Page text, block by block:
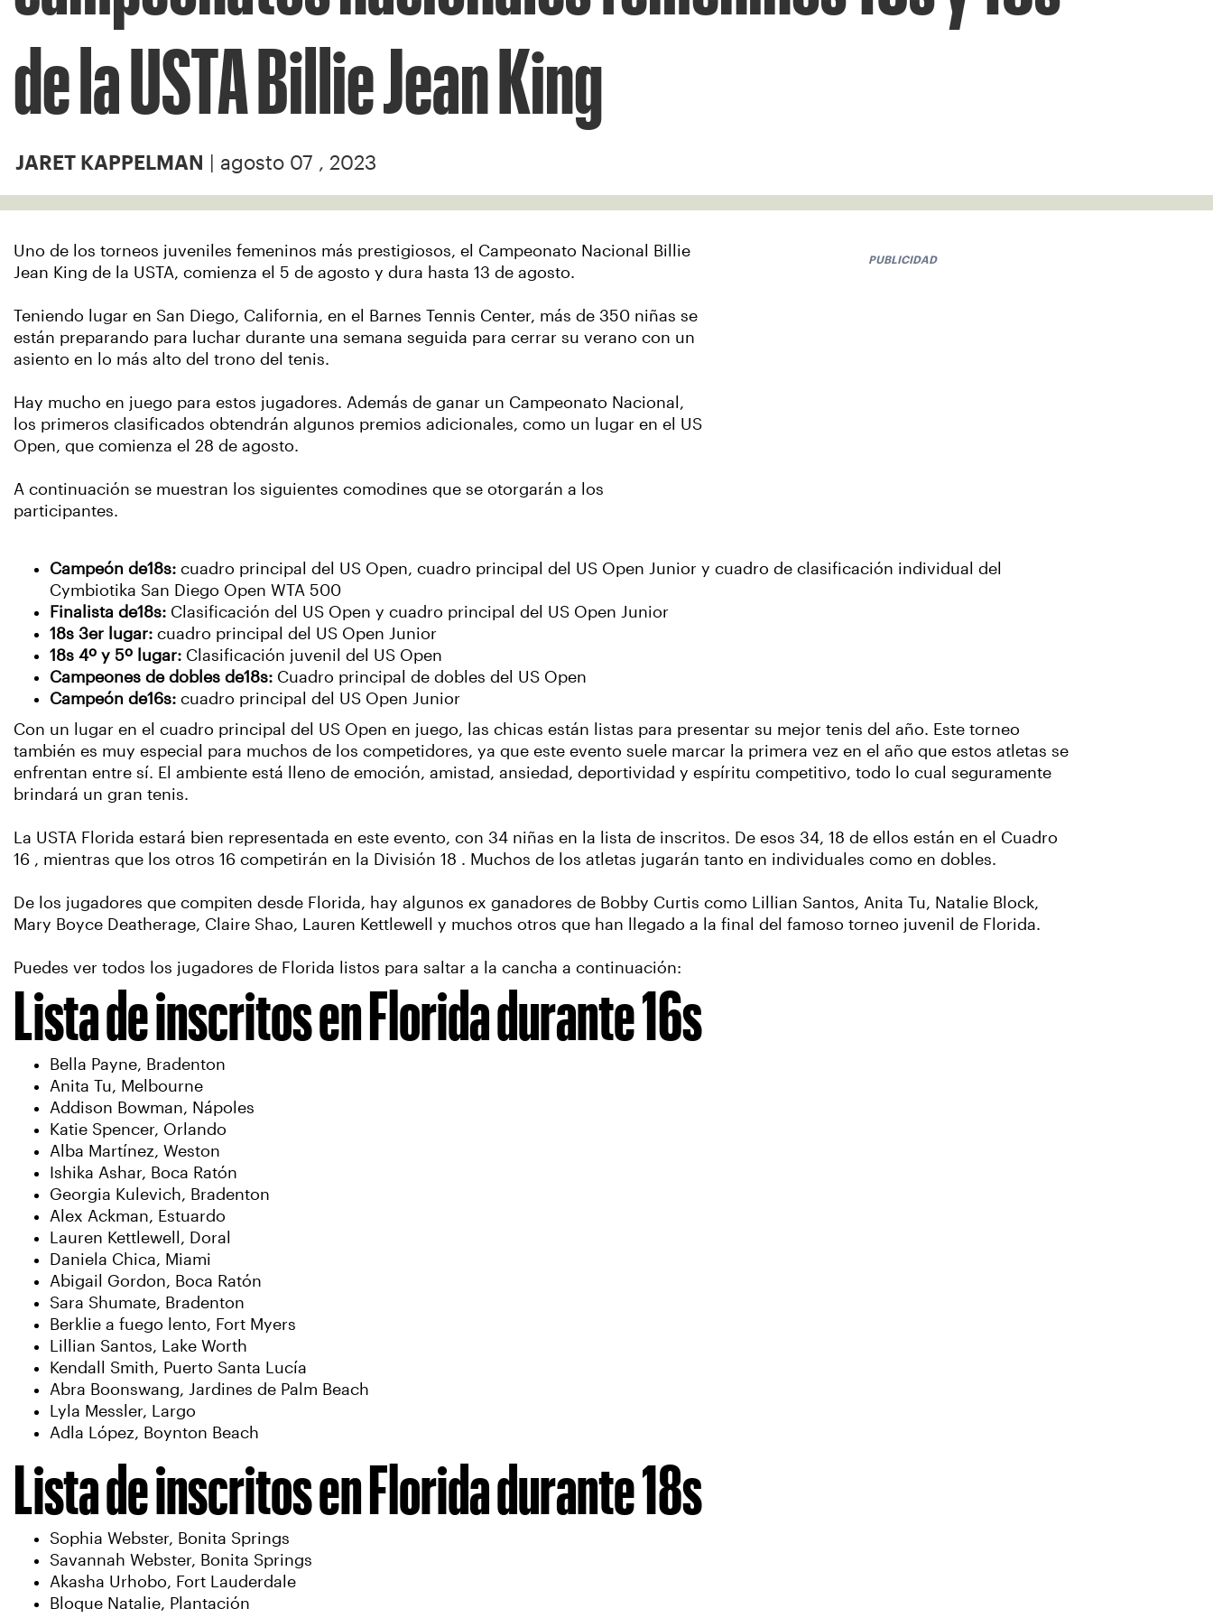
de la USTA Billie Jean King
JARET KAPPELMAN | agosto 07 , 2023
Uno de los torneos juveniles femeninos más prestigiosos, el Campeonato Nacional Billie
Jean King de la USTA, comienza el 5 de agosto y dura hasta 13 de agosto.
Teniendo lugar en San Diego, California, en el Barnes Tennis Center, más de 350 niñas se
están preparando para luchar durante una semana seguida para cerrar su verano con un
asiento en lo más alto del trono del tenis.
Hay mucho en juego para estos jugadores. Además de ganar un Campeonato Nacional,
los primeros clasificados obtendrán algunos premios adicionales, como un lugar en el US
Open, que comienza el 28 de agosto.
A continuación se muestran los siguientes comodines que se otorgarán a los
participantes.
PUBLICIDAD
Campeón de18s: cuadro principal del US Open, cuadro principal del US Open Junior y cuadro de clasificación individual del
Cymbiotika San Diego Open WTA 500
Finalista de18s: Clasificación del US Open y cuadro principal del US Open Junior
18s 3er lugar: cuadro principal del US Open Junior
18s 4º y 5º lugar: Clasificación juvenil del US Open
Campeones de dobles de18s: Cuadro principal de dobles del US Open
Campeón de16s: cuadro principal del US Open Junior
Con un lugar en el cuadro principal del US Open en juego, las chicas están listas para presentar su mejor tenis del año. Este torneo
también es muy especial para muchos de los competidores, ya que este evento suele marcar la primera vez en el año que estos atletas se
enfrentan entre sí. El ambiente está lleno de emoción, amistad, ansiedad, deportividad y espíritu competitivo, todo lo cual seguramente
brindará un gran tenis.
La USTA Florida estará bien representada en este evento, con 34 niñas en la lista de inscritos. De esos 34, 18 de ellos están en el Cuadro
16 , mientras que los otros 16 competirán en la División 18 . Muchos de los atletas jugarán tanto en individuales como en dobles.
De los jugadores que compiten desde Florida, hay algunos ex ganadores de Bobby Curtis como Lillian Santos, Anita Tu, Natalie Block,
Mary Boyce Deatherage, Claire Shao, Lauren Kettlewell y muchos otros que han llegado a la final del famoso torneo juvenil de Florida.
Puedes ver todos los jugadores de Florida listos para saltar a la cancha a continuación:
Lista de inscritos en Florida durante 16s
Bella Payne, Bradenton
Anita Tu, Melbourne
Addison Bowman, Nápoles
Katie Spencer, Orlando
Alba Martínez, Weston
Ishika Ashar, Boca Ratón
Georgia Kulevich, Bradenton
Alex Ackman, Estuardo
Lauren Kettlewell, Doral
Daniela Chica, Miami
Abigail Gordon, Boca Ratón
Sara Shumate, Bradenton
Berklie a fuego lento, Fort Myers
Lillian Santos, Lake Worth
Kendall Smith, Puerto Santa Lucía
Abra Boonswang, Jardines de Palm Beach
Lyla Messler, Largo
Adla López, Boynton Beach
Lista de inscritos en Florida durante 18s
Sophia Webster, Bonita Springs
Savannah Webster, Bonita Springs
Akasha Urhobo, Fort Lauderdale
Bloque Natalie, Plantación